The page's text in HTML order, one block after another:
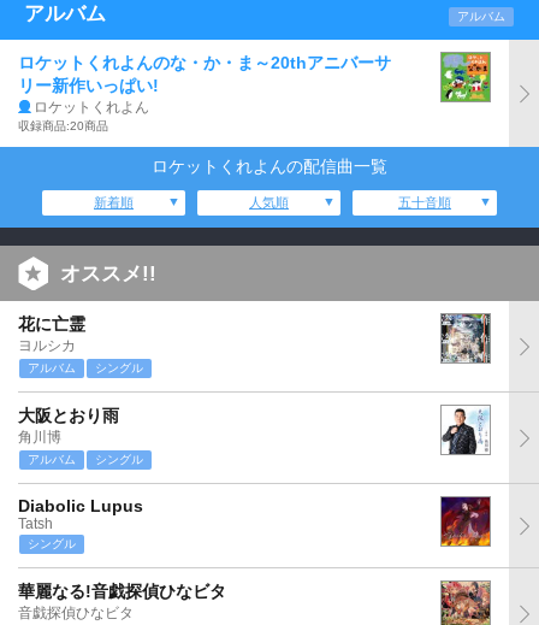
アルバム アルバム
ロケットくれよんのな・か・ま～20thアニバーサ
リー新作いっぱい!
ロケットくれよん
収録商品:20商品
ロケットくれよんの配信曲一覧
新着順 人気順 五十音順
オススメ!!
花に亡霊
ヨルシカ
アルバム シングル
大阪とおり雨
角川博
アルバム シングル
Diabolic Lupus
Tatsh
シングル
華麗なる!音戯探偵ひなビタ
音戯探偵ひなビタ